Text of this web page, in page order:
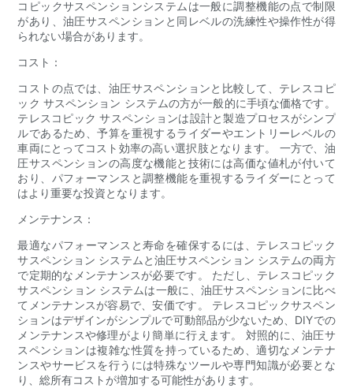
コピックサスペンションシステムは一般に調整機能の点で制限
があり、油圧サスペンションと同レベルの洗練性や操作性が得
られない場合があります。
コスト：
コストの点では、油圧サスペンションと比較して、テレスコピ
ック サスペンション システムの方が一般的に手頃な価格です。
テレスコピック サスペンションは設計と製造プロセスがシンプ
ルであるため、予算を重視するライダーやエントリーレベルの
車両にとってコスト効率の高い選択肢となります。 一方で、油
圧サスペンションの高度な機能と技術には高価な値札が付いて
おり、パフォーマンスと調整機能を重視するライダーにとって
はより重要な投資となります。
メンテナンス：
最適なパフォーマンスと寿命を確保するには、テレスコピック
サスペンション システムと油圧サスペンション システムの両方
で定期的なメンテナンスが必要です。 ただし、テレスコピック
サスペンション システムは一般に、油圧サスペンションに比べ
てメンテナンスが容易で、安価です。 テレスコピックサスペン
ションはデザインがシンプルで可動部品が少ないため、DIYでの
メンテナンスや修理がより簡単に行えます。 対照的に、油圧サ
スペンションは複雑な性質を持っているため、適切なメンテナ
ンスやサービスを行うには特殊なツールや専門知識が必要とな
り、総所有コストが増加する可能性があります。